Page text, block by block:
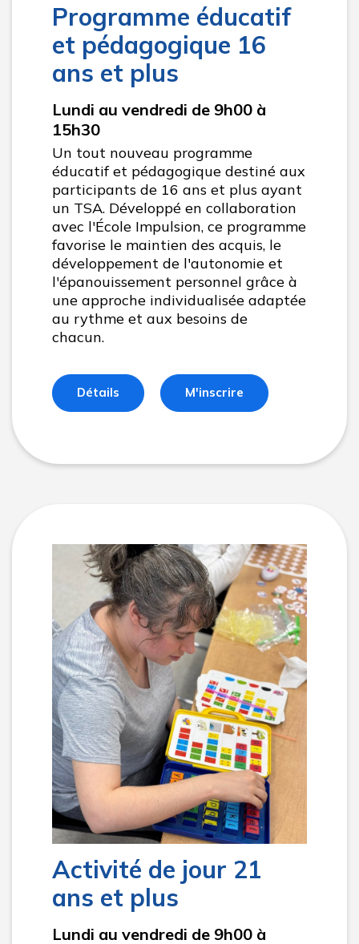
Programme éducatif
et pédagogique 16
ans et plus
Lundi au vendredi de 9h00 à
15h30
Un tout nouveau programme
éducatif et pédagogique destiné aux
participants de 16 ans et plus ayant
un TSA. Développé en collaboration
avec l'École Impulsion, ce programme
favorise le maintien des acquis, le
développement de l'autonomie et
l'épanouissement personnel grâce à
une approche individualisée adaptée
au rythme et aux besoins de
chacun.
Détails M'inscrire
Activité de jour 21
ans et plus
Lundi au vendredi de 9h00 à